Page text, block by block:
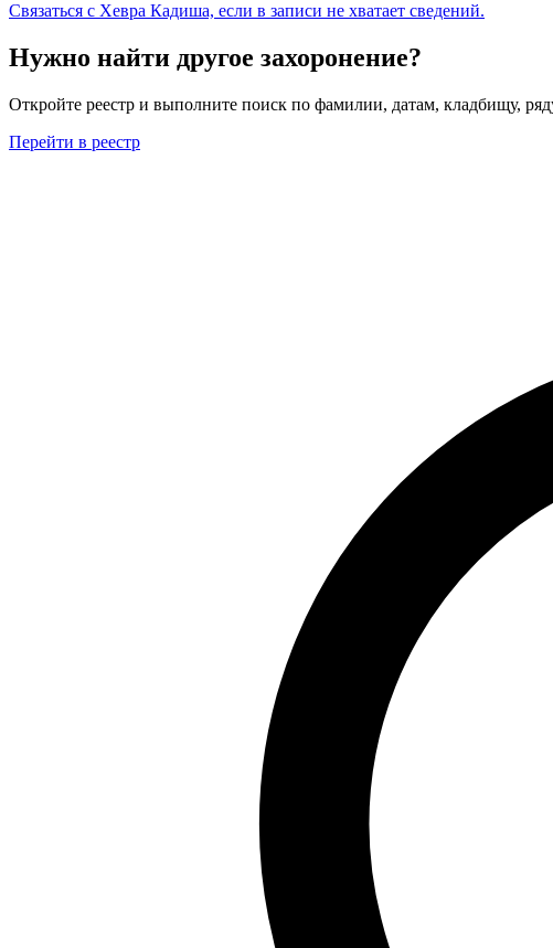
Связаться с Хевра Кадиша, если в записи не хватает сведений.
Нужно найти другое захоронение?
Откройте реестр и выполните поиск по фамилии, датам, кладбищу,
Перейти в реестр